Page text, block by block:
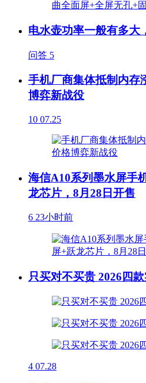
电水壶功率一般有多大
问答 5
手机厂商集体抵制内存
博弈新战役
10 07.25
海信A10系列墨水屏手
龙芯片，8月28日开售
6 23小时前
只买对不买贵 2026四
4 07.28